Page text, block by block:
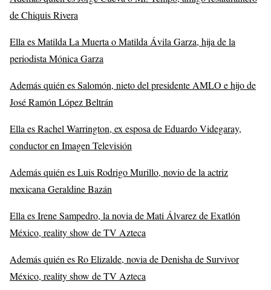
de Chiquis Rivera
Ella es Matilda La Muerta o Matilda Ávila Garza, hija de la
periodista Mónica Garza
Además quién es Salomón, nieto del presidente AMLO e hijo de
José Ramón López Beltrán
Ella es Rachel Warrington, ex esposa de Eduardo Videgaray,
conductor en Imagen Televisión
Además quién es Luis Rodrigo Murillo, novio de la actriz
mexicana Geraldine Bazán
Ella es Irene Sampedro, la novia de Mati Álvarez de Exatlón
México, reality show de TV Azteca
Además quién es Ro Elizalde, novia de Denisha de Survivor
México, reality show de TV Azteca